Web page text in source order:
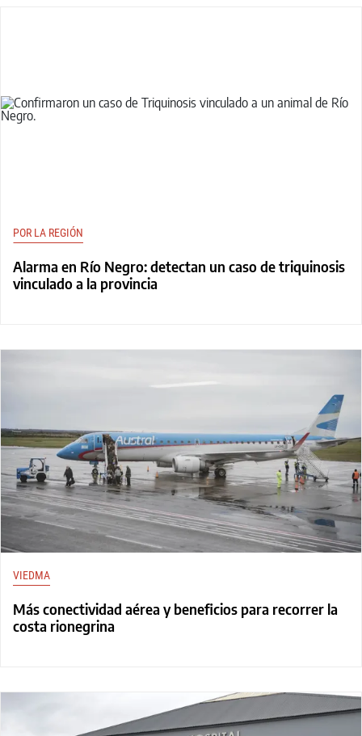
POR LA REGIÓN
Alarma en Río Negro: detectan un caso de triquinosis
vinculado a la provincia
VIEDMA
Más conectividad aérea y beneficios para recorrer la
costa rionegrina